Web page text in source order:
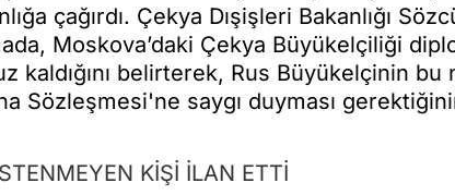
çağırdı. Çekya Dışişleri Bakanlığı
Moskova’daki Çekya Büyükelçiliği
kaldığını belirterek, Rus Büyükelçinin bu
Sözleşmesi'ne saygı duyması
KİŞİ İLAN ETTİ